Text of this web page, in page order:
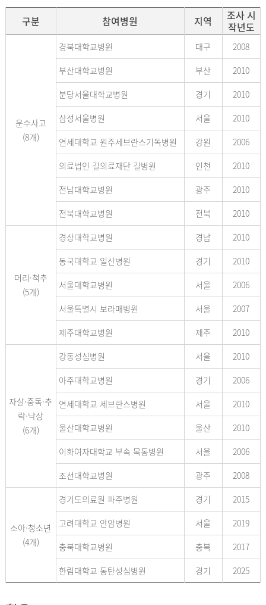
구분 참여병원 지역
조사 시
작년도
운수사고
(8개)
경북대학교병원 대구
2008
부산대학교병원
부산
2010
분당서울대학교병원
경기
2010
삼성서울병원
서울
2010
연세대학교 원주세브란스기독병원
강원
2006
의료법인 길의료재단 길병원
인천
2010
전남대학교병원
광주
2010
전북대학교병원
전북 2010
머리·척추
(5개)
경상대학교병원 경남
2010
동국대학교 일산병원
경기
2010
서울대학교병원
서울
2006
서울특별시 보라매병원
서울
2007
제주대학교병원
제주 2010
자살·중독·추
락·낙상
(6개)
강동성심병원 서울
2010
아주대학교병원
경기
2006
연세대학교 세브란스병원
서울
2010
울산대학교병원
울산
2010
이화여자대학교 부속 목동병원
서울
2006
조선대학교병원
광주 2008
소아·청소년
(4개)
경기도의료원 파주병원 경기
2015
고려대학교 안암병원
서울
2019
충북대학교병원
충북
2017
한림대학교 동탄성심병원
경기 2025